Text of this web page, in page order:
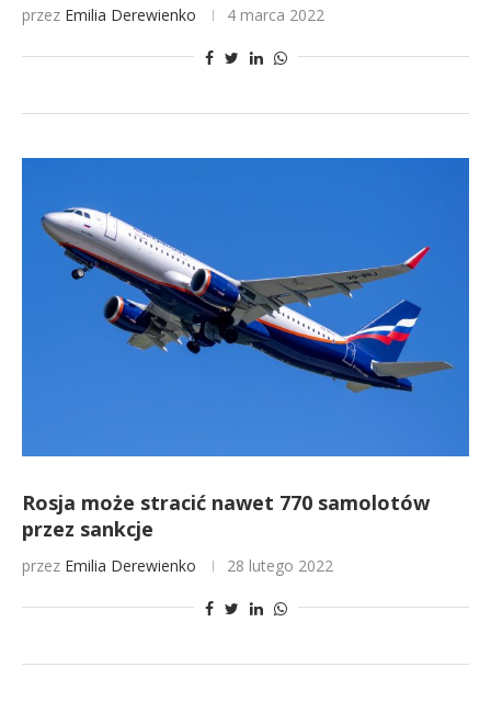
przez Emilia Derewienko 4 marca 2022
Rosja może stracić nawet 770 samolotów
przez sankcje
przez Emilia Derewienko 28 lutego 2022